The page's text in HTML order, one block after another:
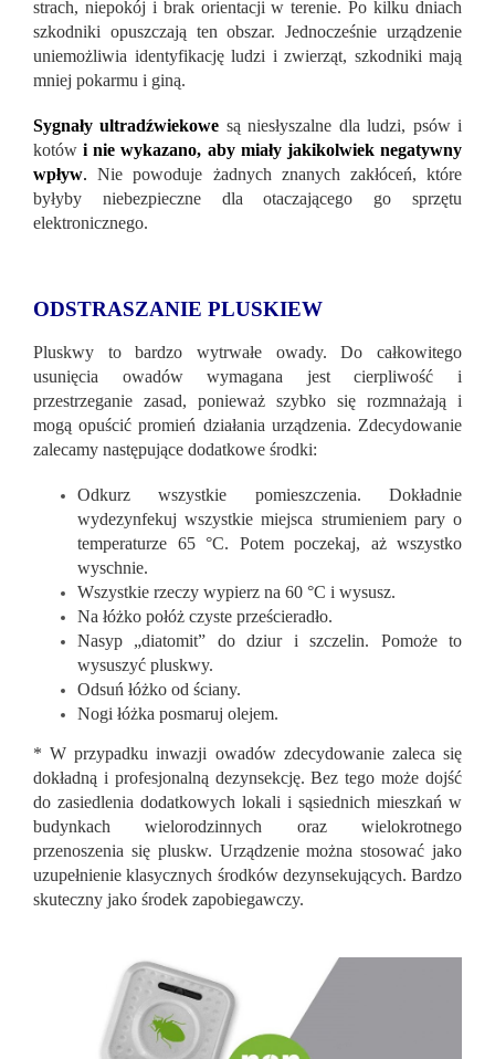
strach, niepokój i brak orientacji w terenie. Po kilku dniach
szkodniki opuszczają ten obszar. Jednocześnie urządzenie
uniemożliwia identyfikację ludzi i zwierząt, szkodniki mają
mniej pokarmu i giną.
Sygnały ultradźwiekowe są niesłyszalne dla ludzi, psów i
kotówi nie wykazano, aby miały jakikolwiek negatywny
wpływ. Nie powoduje żadnych znanych zakłóceń, które
byłyby niebezpieczne dla otaczającego go sprzętu
elektronicznego.
ODSTRASZANIE PLUSKIEW
Pluskwy to bardzo wytrwałe owady. Do całkowitego
usunięcia owadów wymagana jest cierpliwość i
przestrzeganie zasad, ponieważ szybko się rozmnażają i
mogą opuścić promień działania urządzenia. Zdecydowanie
zalecamy następujące dodatkowe środki:
Odkurz wszystkie pomieszczenia. Dokładnie
wydezynfekuj wszystkie miejsca strumieniem pary o
temperaturze 65 °C. Potem poczekaj, aż wszystko
wyschnie.
Wszystkie rzeczy wypierz na 60 °C i wysusz.
Na łóżko połóż czyste prześcieradło.
Nasyp „diatomit” do dziur i szczelin. Pomoże to
wysuszyć pluskwy.
Odsuń łóżko od ściany.
Nogi łóżka posmaruj olejem.
* W przypadku inwazji owadów zdecydowanie zaleca się
dokładną i profesjonalną dezynsekcję. Bez tego może dojść
do zasiedlenia dodatkowych lokali i sąsiednich mieszkań w
budynkach wielorodzinnych oraz wielokrotnego
przenoszenia się pluskw. Urządzenie można stosować jako
uzupełnienie klasycznych środków dezynsekujących. Bardzo
skuteczny jako środek zapobiegawczy.